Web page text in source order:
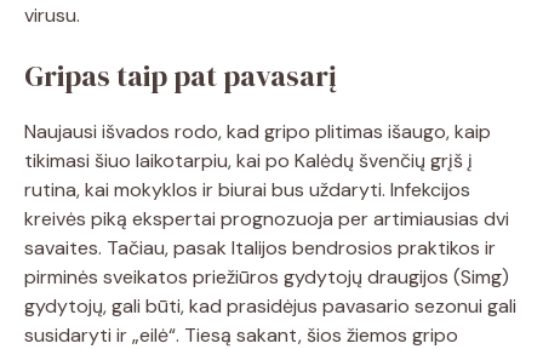
virusu.
Gripas taip pat pavasarį
Naujausi išvados rodo, kad gripo plitimas išaugo, kaip
tikimasi šiuo laikotarpiu, kai po Kalėdų švenčių grįš į
rutina, kai mokyklos ir biurai bus uždaryti. Infekcijos
kreivės piką ekspertai prognozuoja per artimiausias dvi
savaites. Tačiau, pasak Italijos bendrosios praktikos ir
pirminės sveikatos priežiūros gydytojų draugijos (Simg)
gydytojų, gali būti, kad prasidėjus pavasario sezonui gali
susidaryti ir „eilė“. Tiesą sakant, šios žiemos gripo